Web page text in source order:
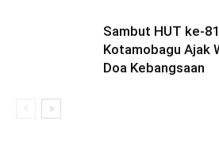
Sambut HUT ke-
Kotamobagu Ajak
Doa Kebangsaan